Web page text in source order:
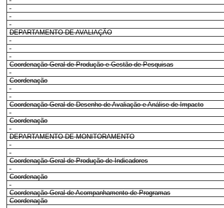
DEPARTAMENTO DE AVALIAÇÃO
Coordenação-Geral de Produção e Gestão de Pesquisas
Coordenação
Coordenação-Geral de Desenho de Avaliação e Análise de Impacto
Coordenação
DEPARTAMENTO DE MONITORAMENTO
Coordenação-Geral de Produção de Indicadores
Coordenação
Coordenação-Geral de Acompanhamento de Programas
Coordenação